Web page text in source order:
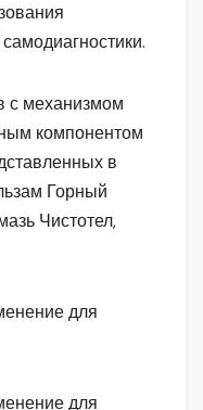
с механизмом
компонентом
в
Горный
Чистотел,